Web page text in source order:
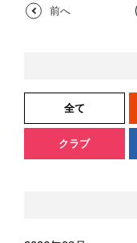
前へ
全て
クラブ